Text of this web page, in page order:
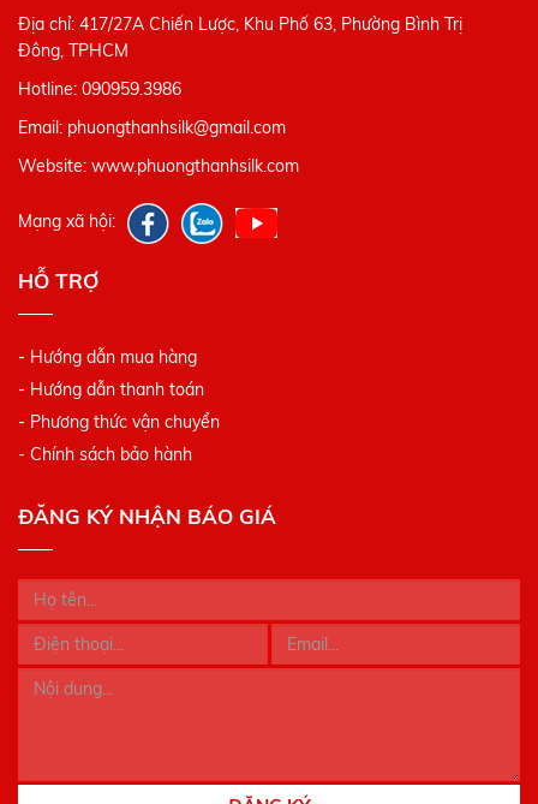
Địa chỉ: 417/27A Chiến Lược, Khu Phố 63, Phường Bình Trị
Đông, TPHCM
Hotline: 090959.3986
Email: phuongthanhsilk@gmail.com
Website: www.phuongthanhsilk.com
Mạng xã hội:
HỖ TRỢ
- Hướng dẫn mua hàng
- Hướng dẫn thanh toán
- Phương thức vận chuyển
- Chính sách bảo hành
ĐĂNG KÝ NHẬN BÁO GIÁ